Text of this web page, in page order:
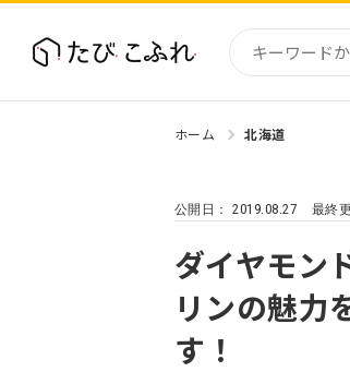
ホーム 北海道
公開日：2019.08.27 最終
ダイヤモン
リンの魅力
す！